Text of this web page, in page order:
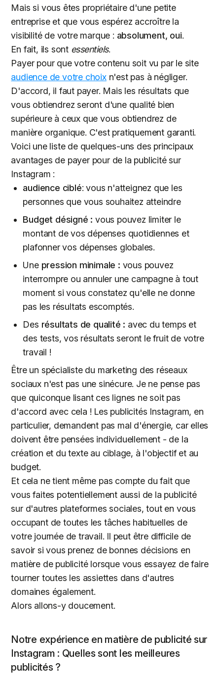
Mais si vous êtes propriétaire d'une petite
entreprise et que vous espérez accroître la
visibilité de votre marque : absolument, oui.
En fait, ils sont essentiels.
Payer pour que votre contenu soit vu par le site
audience de votre choixn'est pas à négliger.
D'accord, il faut payer. Mais les résultats que
vous obtiendrez seront d'une qualité bien
supérieure à ceux que vous obtiendrez de
manière organique. C'est pratiquement garanti.
Voici une liste de quelques-uns des principaux
avantages de payer pour de la publicité sur
Instagram :
audience ciblé: vous n'atteignez que les
personnes que vous souhaitez atteindre
Budget désigné : vous pouvez limiter le
montant de vos dépenses quotidiennes et
plafonner vos dépenses globales.
Une pression minimale : vous pouvez
interrompre ou annuler une campagne à tout
moment si vous constatez qu'elle ne donne
pas les résultats escomptés.
Des résultats de qualité : avec du temps et
des tests, vos résultats seront le fruit de votre
travail !
Être un spécialiste du marketing des réseaux
sociaux n'est pas une sinécure. Je ne pense pas
que quiconque lisant ces lignes ne soit pas
d'accord avec cela ! Les publicités Instagram, en
particulier, demandent pas mal d'énergie, car elles
doivent être pensées individuellement - de la
création et du texte au ciblage, à l'objectif et au
budget.
Et cela ne tient même pas compte du fait que
vous faites potentiellement aussi de la publicité
sur d'autres plateformes sociales, tout en vous
occupant de toutes les tâches habituelles de
votre journée de travail. Il peut être difficile de
savoir si vous prenez de bonnes décisions en
matière de publicité lorsque vous essayez de faire
tourner toutes les assiettes dans d'autres
domaines également.
Alors allons-y doucement.
Notre expérience en matière de publicité sur
Instagram : Quelles sont les meilleures
publicités ?